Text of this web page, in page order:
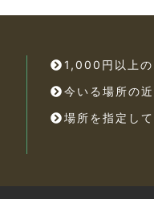
1,000円以上の
今いる場所の
場所を指定し